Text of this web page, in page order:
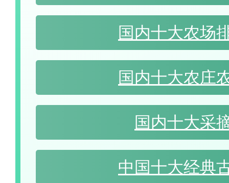
国内十大农场
国内十大农庄
国内十大采
中国十大经典